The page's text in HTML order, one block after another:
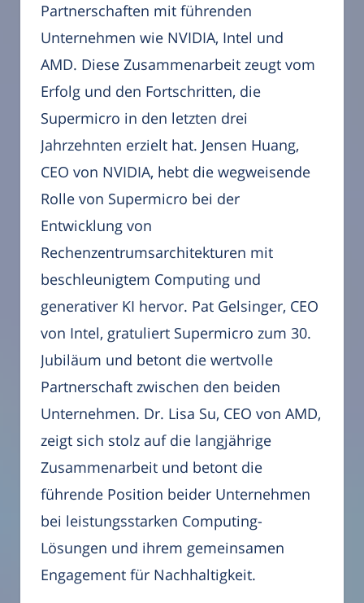
Partnerschaften mit führenden
Unternehmen wie NVIDIA, Intel und
AMD. Diese Zusammenarbeit zeugt vom
Erfolg und den Fortschritten, die
Supermicro in den letzten drei
Jahrzehnten erzielt hat. Jensen Huang,
CEO von NVIDIA, hebt die wegweisende
Rolle von Supermicro bei der
Entwicklung von
Rechenzentrumsarchitekturen mit
beschleunigtem Computing und
generativer KI hervor. Pat Gelsinger, CEO
von Intel, gratuliert Supermicro zum 30.
Jubiläum und betont die wertvolle
Partnerschaft zwischen den beiden
Unternehmen. Dr. Lisa Su, CEO von AMD,
zeigt sich stolz auf die langjährige
Zusammenarbeit und betont die
führende Position beider Unternehmen
bei leistungsstarken Computing-
Lösungen und ihrem gemeinsamen
Engagement für Nachhaltigkeit.